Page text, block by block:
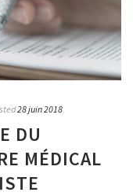
28 juin 2018
DU
MÉDICAL